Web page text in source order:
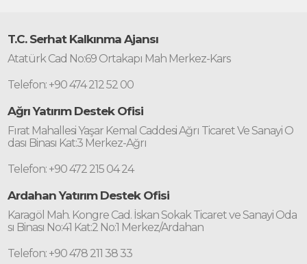
T.C. Serhat Kalkınma Ajansı
Atatürk Cad No:69 Ortakapı Mah Merkez-Kars
Telefon: +90 474 212 52 00
Ağrı Yatırım Destek Ofisi
Fırat Mahallesi Yaşar Kemal Caddesi Ağrı Ticaret Ve Sanayi O
dası Binası Kat:3 Merkez-Ağrı
Telefon: +90 472 215 04 24
Ardahan Yatırım Destek Ofisi
Karagöl Mah. Kongre Cad. İskan Sokak Ticaret ve Sanayi Oda
sı Binası No:41 Kat:2 No:1 Merkez/Ardahan
Telefon: +90 478 211 38 33